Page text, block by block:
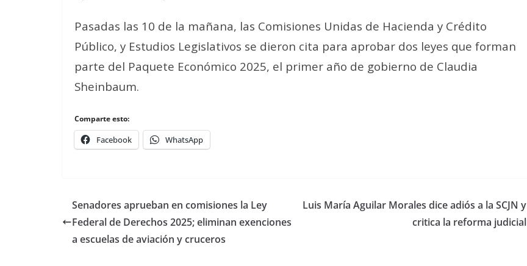
Pasadas las 10 de la mañana, las Comisiones Unidas de Hacienda y Crédito
Público, y Estudios Legislativos se dieron cita para aprobar dos leyes que forman
parte del Paquete Económico 2025, el primer año de gobierno de Claudia
Sheinbaum.
Comparte esto:
Facebook WhatsApp
Senadores aprueban en comisiones la Ley
Federal de Derechos 2025; eliminan exenciones
a escuelas de aviación y cruceros
Luis María Aguilar Morales dice adiós a la SCJN y
critica la reforma judicial